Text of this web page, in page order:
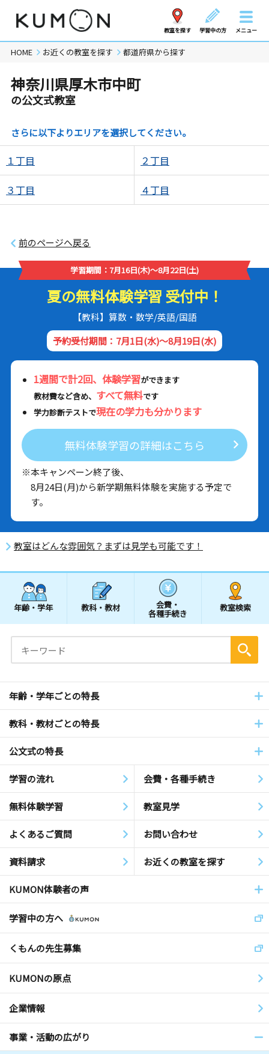
教室を探す 学習中の方 メニュー
HOME お近くの教室を探す 都道府県から探す
神奈川県厚木市中町
の公文式教室
さらに以下よりエリアを選択してください。
１丁目 ２丁目
３丁目 ４丁目
前のページへ戻る
学習期間：7月16日(木)～8月22日(土)
夏の無料体験学習 受付中！
【教科】算数・数学/英語/国語
予約受付期間：7月1日(水)～8月19日(水)
1週間で計2回、体験学習ができます
教材費など含め、 すべて無料です
学力診断テストで現在の学力も分かります
無料体験学習の詳細はこちら
※本キャンペーン終了後、
8月24日(月)から新学期無料体験を実施する予定で
す。
教室はどんな雰囲気？まずは見学も可能です！
年齢・学年 教科・教材 会費・
各種手続き
教室検索
年齢・学年ごとの特長
教科・教材ごとの特長
公文式の特長
学習の流れ 会費・各種手続き
無料体験学習 教室見学
よくあるご質問 お問い合わせ
資料請求 お近くの教室を探す
KUMON体験者の声
学習中の方へ
くもんの先生募集
KUMONの原点
企業情報
事業・活動の広がり